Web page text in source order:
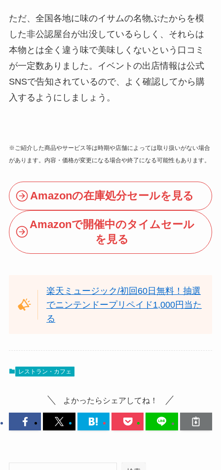
ただ、全国各地に味のイサムの名物ぶたからを模
した非公認屋台が出没しているらしく、それらは
本物とは全く違う味で美味しくないという口コミ
が一定数ありました。イベントの出店情報は公式
SNSで告知されているので、よく確認してから購
入するようにしましょう。
※ご紹介した商品やサービス等は時期や店舗によっては取り扱いがない場合
があります。内容・価格が変更になる場合や終了になる可能性もあります。
Amazonの在庫処分セールを見る
Amazonで開催中のタイムセール
を見る
楽天ミュージック/初回60日無料！抽選
でニンテンドープリペイド1,000円当た
る
レストラン・カフェ
よかったらシェアしてね！